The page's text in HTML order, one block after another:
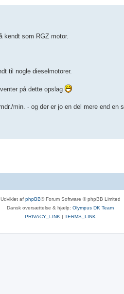
kendt som RGZ motor.
til nogle dieselmotorer.
på dette opslag
min. - og der er jo en del mere end en
Udviklet af phpBB® Forum Software © phpBB Limited
Dansk oversættelse & hjælp: Olympus DK Team
PRIVACY_LINK | TERMS_LINK